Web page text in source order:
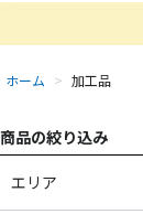
ホーム > 加工品
商品の絞り込み
エリア